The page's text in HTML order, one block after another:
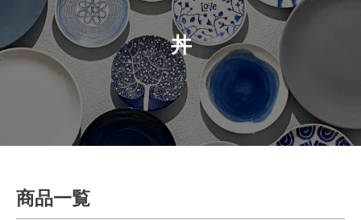
丼
商品一覧